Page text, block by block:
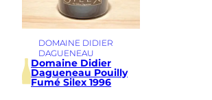
DOMAINE DIDIER
DAGUENEAU
Domaine Didier
Dagueneau Pouilly
Fumé Silex 1996